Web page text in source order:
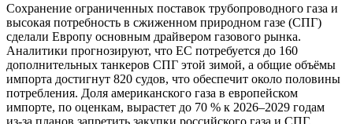
Сохранение ограниченных поставок трубопроводного газа и
высокая потребность в сжиженном природном газе (СПГ)
сделали Европу основным драйвером газового рынка.
Аналитики прогнозируют, что ЕС потребуется до 160
дополнительных танкеров СПГ этой зимой, а общие объёмы
импорта достигнут 820 судов, что обеспечит около половины
потребления. Доля американского газа в европейском
импорте, по оценкам, вырастет до 70 % к 2026–2029 годам
из‑за планов запретить закупки российского газа и СПГ.